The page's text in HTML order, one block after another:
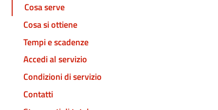
Cosa serve
Cosa si ottiene
Tempi e scadenze
Accedi al servizio
Condizioni di servizio
Contatti